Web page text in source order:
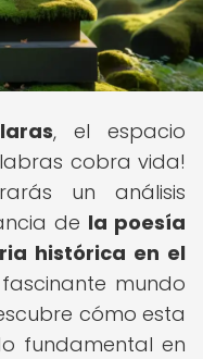
, el espacio
cobra vida!
un análisis
de la poesía
histórica en el
mundo
cómo esta
fundamental en